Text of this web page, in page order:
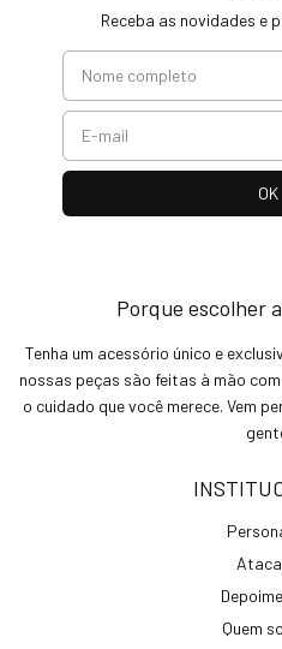
Receba as novidades e
Porque escolher
Tenha um acessório único e
nossas peças são feitas à mão
o cuidado que você merece. Vem
Quem